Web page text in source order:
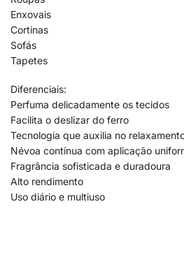
Enxovais
Cortinas
Sofás
Tapetes
Diferenciais:
Perfuma delicadamente os tecidos
Facilita o deslizar do ferro
Tecnologia que auxilia no
Névoa contínua com aplicação
Fragrância sofisticada e duradoura
Alto rendimento
Uso diário e multiuso